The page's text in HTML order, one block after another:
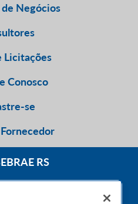
Negócios
Licitações
Conosco
se
RS